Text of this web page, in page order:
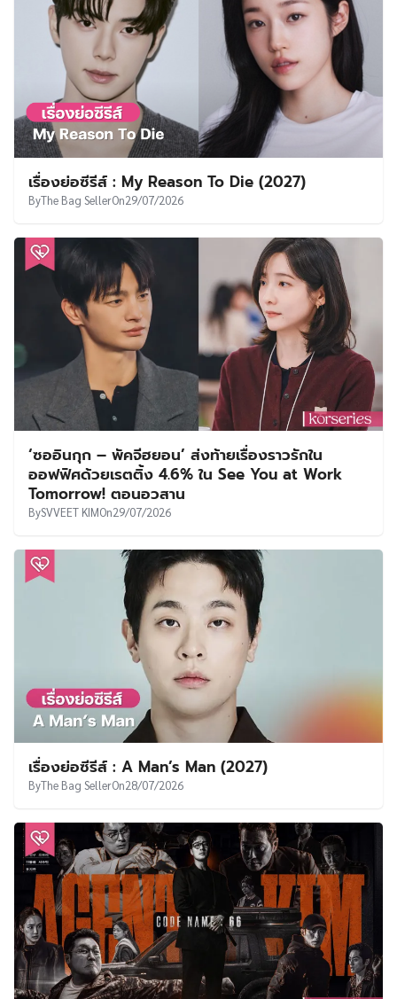
เรื่องย่อซีรีส์ : My Reason To Die (2027)
ByThe Bag SellerOn29/07/2026
‘ซออินกุก – พัคจีฮยอน’ ส่งท้ายเรื่องราวรักใน
ออฟฟิศด้วยเรตติ้ง 4.6% ใน See You at Work
Tomorrow! ตอนอวสาน
BySVVEET KIMOn29/07/2026
เรื่องย่อซีรีส์ : A Man’s Man (2027)
ByThe Bag SellerOn28/07/2026